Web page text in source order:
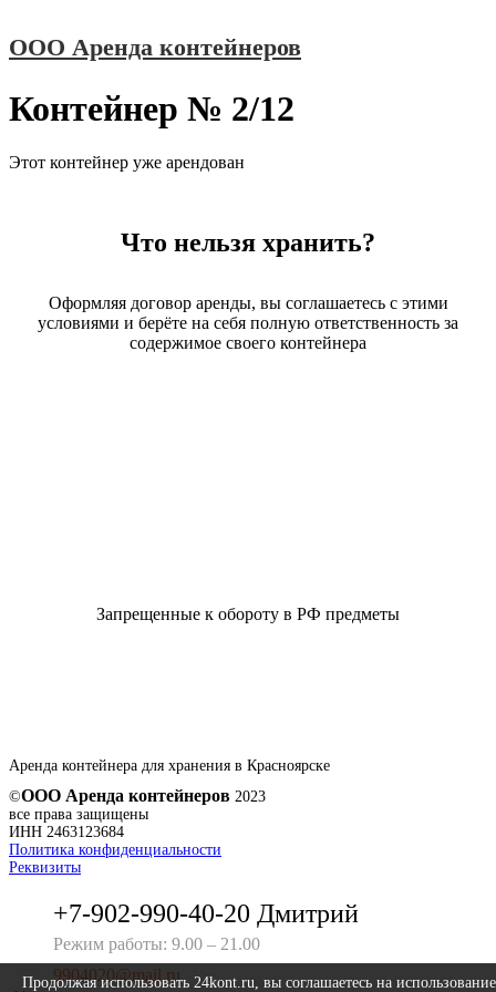
к
ООО Аренда контейнеров
Контейнер № 2/12
Этот контейнер уже арендован
Что нельзя хранить?
Оформляя договор аренды, вы соглашаетесь с этими
условиями и берёте на себя полную ответственность за
содержимое своего контейнера
Запрещенные к обороту в РФ предметы
Аренда контейнера для хранения в Красноярске
©ООО Аренда контейнеров 2023
все права защищены
ИНН 2463123684
Политика конфиденциальности
Реквизиты
+7-902-990-40-20 Дмитрий
Режим работы: 9.00 – 21.00
9904020@mail.ru
Продолжая использовать 24kont.ru, вы соглашаетесь на использование